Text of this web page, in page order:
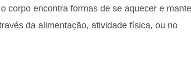
corpo encontra formas de se aquecer e
da alimentação, atividade física, ou no